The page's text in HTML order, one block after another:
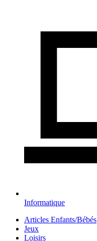
Informatique
Articles Enfants/Bébés
Jeux
Loisirs